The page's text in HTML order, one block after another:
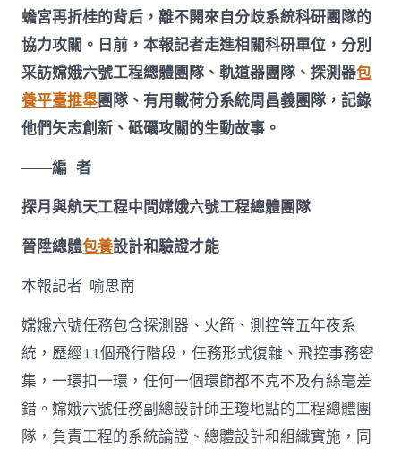
蟾宮再折桂的背后，離不開來自分歧系統科研團隊的
協力攻關。日前，本報記者走進相關科研單位，分別
采訪嫦娥六號工程總體團隊、軌道器團隊、探測器包
養平臺推舉團隊、有用載荷分系統周昌義團隊，記錄
他們矢志創新、砥礪攻關的生動故事。
——編 者
探月與航天工程中間嫦娥六號工程總體團隊
晉陞總體包養設計和驗證才能
本報記者 喻思南
嫦娥六號任務包含探測器、火箭、測控等五年夜系
統，歷經11個飛行階段，任務形式復雜、飛控事務密
集，一環扣一環，任何一個環節都不克不及有絲毫差
錯。嫦娥六號任務副總設計師王瓊地點的工程總體團
隊，負責工程的系統論證、總體設計和組織實施，同